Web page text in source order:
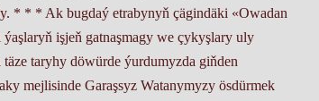
* * * Ak bugdaý etrabynyň çägindäki «Owadan
işjeň gatnaşmagy we çykyşlary uly
taryhy döwürde ýurdumyzda giňden
mejlisinde Garaşsyz Watanymyzy ösdürmek